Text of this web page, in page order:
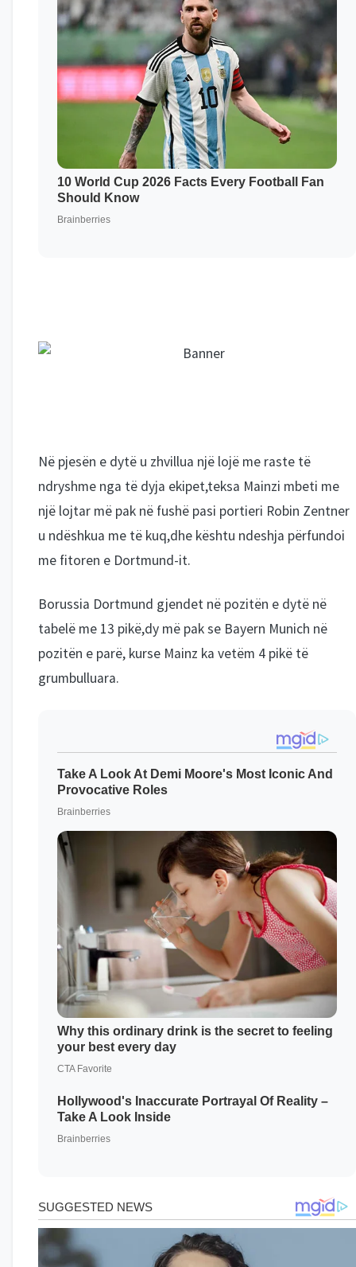
Në pjesën e dytë u zhvillua një lojë me raste të
ndryshme nga të dyja ekipet,teksa Mainzi mbeti me
një lojtar më pak në fushë pasi portieri Robin Zentner
u ndëshkua me të kuq,dhe kështu ndeshja përfundoi
me fitoren e Dortmund-it.
Borussia Dortmund gjendet në pozitën e dytë në
tabelë me 13 pikë,dy më pak se Bayern Munich në
pozitën e parë, kurse Mainz ka vetëm 4 pikë të
grumbulluara.